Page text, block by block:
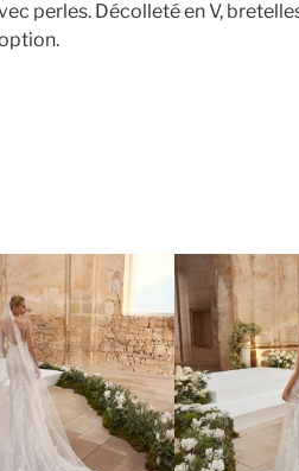
perles. Décolleté en V,